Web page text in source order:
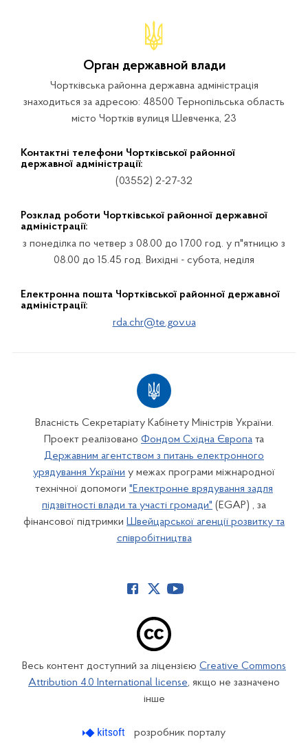
Орган державной влади
Чортківська районна державна адміністрація
знаходиться за адресою: 48500 Тернопільська область
місто Чортків вулиця Шевченка, 23
Контактні телефони Чортківської районної
державної адміністрації:
(03552) 2-27-32
Розклад роботи Чортківської районної державної
адміністрації:
з понеділка по четвер з 08.00 до 17.00 год. у п"ятницю з
08.00 до 15.45 год. Вихідні - субота, неділя
Електронна пошта Чортківської районної державної
адміністрації:
rda.chr@te.gov.ua
Власність Секретаріату Кабінету Міністрів України.
Проект реалізовано Фондом Східна Європа та
Державним агентством з питань електронного
урядування України у межах програми міжнародної
технічної допомоги "Електронне врядування задля
підзвітності влади та участі громади" (EGAP) , за
фінансової підтримки Швейцарської агенції розвитку та
співробітництва
Весь контент доступний за ліцензією Creative Commons
Attribution 4.0 International license, якщо не зазначено
інше
розробник порталу